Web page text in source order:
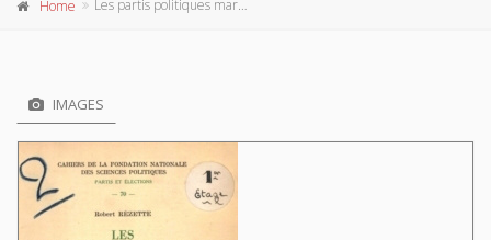
Home Les partis politiques marocains
IMAGES